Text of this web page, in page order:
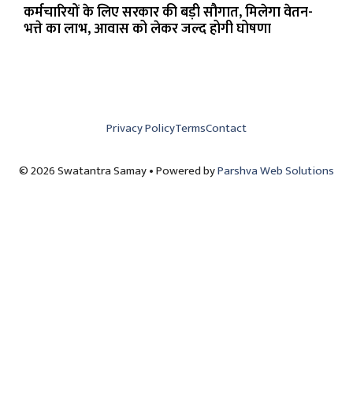
कर्मचारियों के लिए सरकार की बड़ी सौगात, मिलेगा वेतन-
भत्ते का लाभ, आवास को लेकर जल्द होगी घोषणा
© 2026 Swatantra Samay • Powered byParshva Web Solutions
Privacy PolicyTermsContact